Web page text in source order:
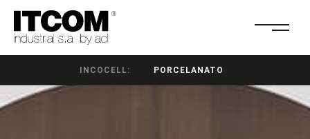
INCOCELL: PORCELANATO